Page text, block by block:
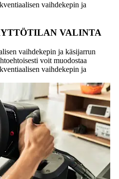
vaihdekepin ja
VALINTA
vaihdekepin ja käsijarrun
voit muodostaa
vaihdekepin ja